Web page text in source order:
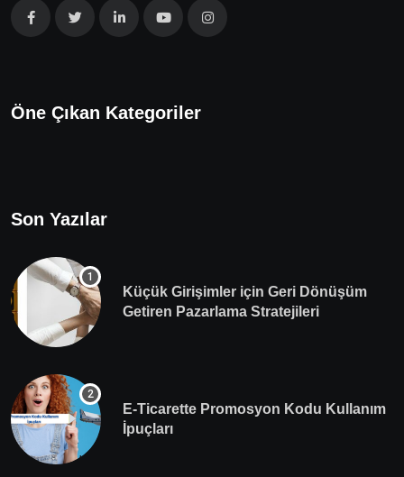
Öne Çıkan Kategoriler
Son Yazılar
Küçük Girişimler için Geri Dönüşüm
Getiren Pazarlama Stratejileri
E-Ticarette Promosyon Kodu Kullanım
İpuçları